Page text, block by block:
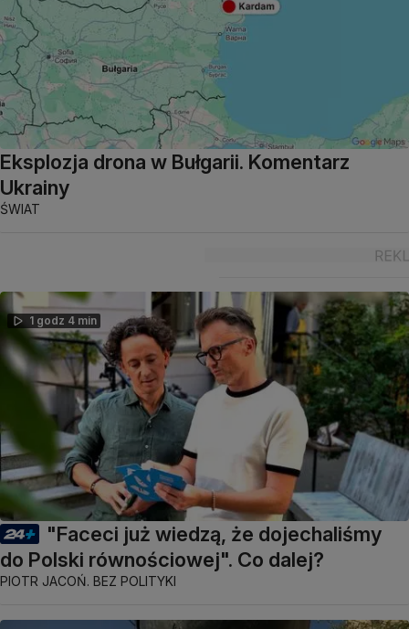
Eksplozja drona w Bułgarii. Komentarz
Ukrainy
ŚWIAT
1 godz 4 min
"Faceci już wiedzą, że dojechaliśmy
do Polski równościowej". Co dalej?
PIOTR JACOŃ. BEZ POLITYKI